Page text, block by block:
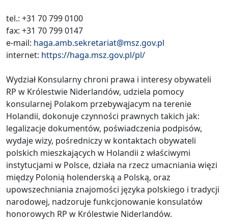
tel.: +31 70 799 0100
fax: +31 70 799 0147
e-mail: haga.amb.sekretariat@msz.gov.pl
internet: https://haga.msz.gov.pl/pl/
Wydział Konsularny chroni prawa i interesy obywateli
RP w Królestwie Niderlandów, udziela pomocy
konsularnej Polakom przebywąjacym na terenie
Holandii, dokonuje czynności prawnych takich jak:
legalizacje dokumentów, poświadczenia podpisów,
wydaje wizy, pośredniczy w kontaktach obywateli
polskich mieszkających w Holandii z właściwymi
instytucjami w Polsce, działa na rzecz umacniania więzi
między Polonią holenderską a Polską, oraz
upowszechniania znajomości języka polskiego i tradycji
narodowej, nadzoruje funkcjonowanie konsulatów
honorowych RP w Królestwie Niderlandów.